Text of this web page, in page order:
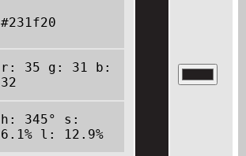
#231f20
r: 35 g: 31 b:
32
h: 345° s:
6.1% l: 12.9%